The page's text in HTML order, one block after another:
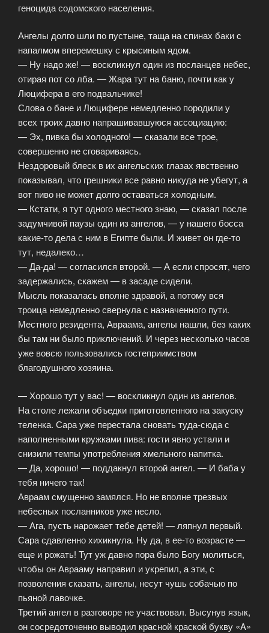
геноцида содомского населения.
Ангелы долго шли по пустыне, таща на спинах баки с
напалмом вперемешку с крысиным ядом.
— Ну надо же! — воскликнул один из посланцев небес,
отирая пот со лба. — Жара тут на баню, почти как у
Люцифера в его подвальчике!
Слова о бане и Люцифере немедленно породили у
всех троих давно напрашивавшуюся ассоциацию:
— Эх, пивка бы холодного! — сказали все трое,
совершенно не сговариваясь.
Нездоровый блеск в их ангельских глазах явственно
показывал, что грешники все равно никуда не убегут, а
вот пиво не может долго оставаться холодным.
— Кстати, я тут одного местного знаю, — сказал после
задумчивой паузы один из ангелов, — у нашего босса
какие-то дела с ним в Египте были. И живет он где-то
тут, недалеко…
— Да-да! — согласился второй. — А если спросят, чего
задержались, скажем — в засаде сидели.
Мысль показалась вполне здравой, а потому вся
троица немедленно свернула с назначенного пути.
Местного резидента, Авраама, ангелы нашли, без каких
бы там ни было приключений. И через несколько часов
уже вовсю пользовались гостеприимством
благодушного хозяина.
— Хорошо тут у вас! — воскликнул один из ангелов.
На столе лежали объедки приготовленного на закуску
теленка. Сара уже перестала сновать туда-сюда с
наполненными кружками пива: гости явно устали и
снизили темпы употребления хмельного напитка.
— Да, хорошо! — поддакнул второй ангел. — И баба у
тебя ничего так!
Авраам смущенно замялся. Но не вполне трезвых
небесных посланников уже несло.
— Ага, пусть нарожает тебе детей! — ляпнул первый.
Сара сдавленно хихикнула. Ну да, в ее-то возрасте —
еще и рожать! Тут уж давно пора было Богу молиться,
чтобы он Аврааму направил и укрепил, а эти, с
позволения сказать, ангелы, несут чушь собачью по
пьяной лавочке.
Третий ангел в разговоре не участвовал. Высунув язык,
он сосредоточенно выводил красной краской букву «A»